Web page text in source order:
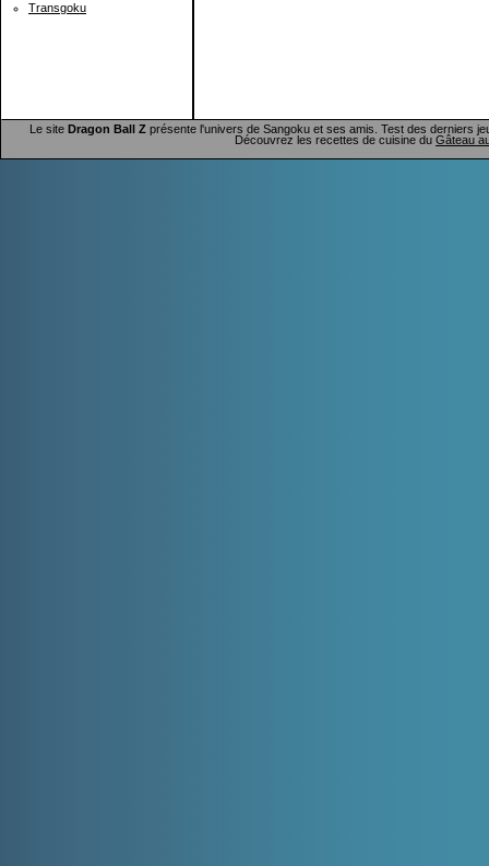
Transgoku
Le site Dragon Ball Zprésente l'univers de Sangoku et ses amis. Test des derniers
Découvrez les recettes de cuisine du Gâteau